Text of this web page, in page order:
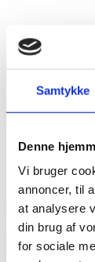
Samtykke
Denne
Vi bruger
annoncer, til
at analysere
din brug af
for sociale
MØDE- OG
B!NGS’
for op til 150
E-mail:
Parkering
Du kan leje din
forsøger altid at